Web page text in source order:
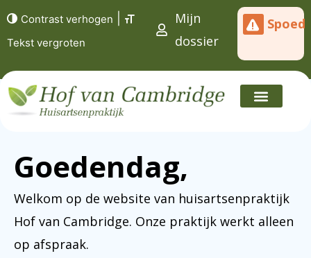
Contrast verhogen
Tekst vergroten
Mijn
dossier
Spoed
Goedendag,
Welkom op de website van huisartsenpraktijk
Hof van Cambridge. Onze praktijk werkt alleen
op afspraak.